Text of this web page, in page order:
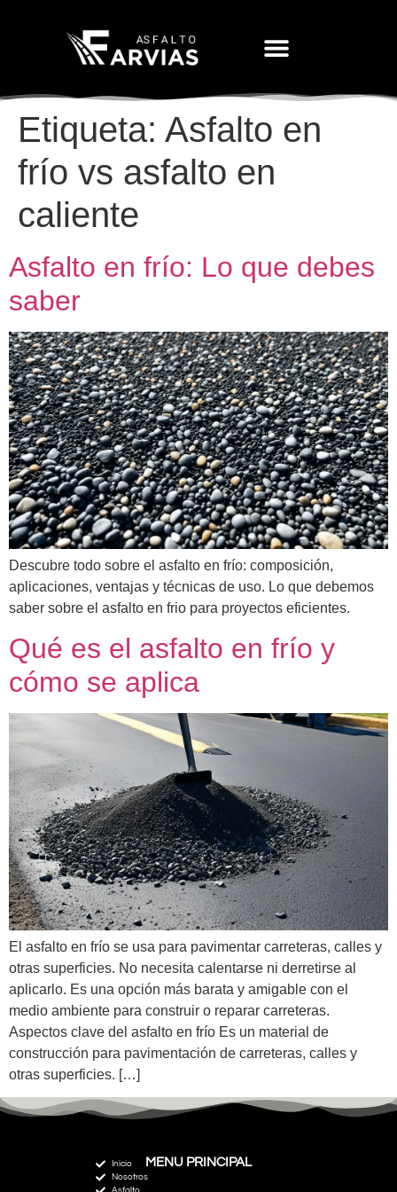
Etiqueta: Asfalto en
frío vs asfalto en
caliente
Asfalto en frío: Lo que debes
saber
Descubre todo sobre el asfalto en frío: composición,
aplicaciones, ventajas y técnicas de uso. Lo que debemos
saber sobre el asfalto en frio para proyectos eficientes.
Qué es el asfalto en frío y
cómo se aplica
El asfalto en frío se usa para pavimentar carreteras, calles y
otras superficies. No necesita calentarse ni derretirse al
aplicarlo. Es una opción más barata y amigable con el
medio ambiente para construir o reparar carreteras.
Aspectos clave del asfalto en frío Es un material de
construcción para pavimentación de carreteras, calles y
otras superficies. […]
MENU PRINCIPAL
Inicio
Nosotros